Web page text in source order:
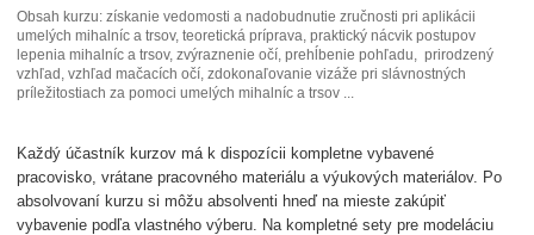
Obsah kurzu: získanie vedomosti a nadobudnutie zručnosti pri aplikácii
umelých mihalníc a trsov, teoretická príprava, praktický nácvik postupov
lepenia mihalníc a trsov, zvýraznenie očí, prehĺbenie pohľadu, prirodzený
vzhľad, vzhľad mačacích očí, zdokonaľovanie vizáže pri slávnostných
príležitostiach za pomoci umelých mihalníc a trsov ...
Každý účastník kurzov má k dispozícii kompletne vybavené
pracovisko, vrátane pracovného materiálu a výukových materiálov. Po
absolvovaní kurzu si môžu absolventi hneď na mieste zakúpiť
vybavenie podľa vlastného výberu. Na kompletné sety pre modeláciu